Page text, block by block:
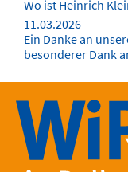
Wo ist Heinrich
11.03.2026
Ein Danke an
besonderer Dank